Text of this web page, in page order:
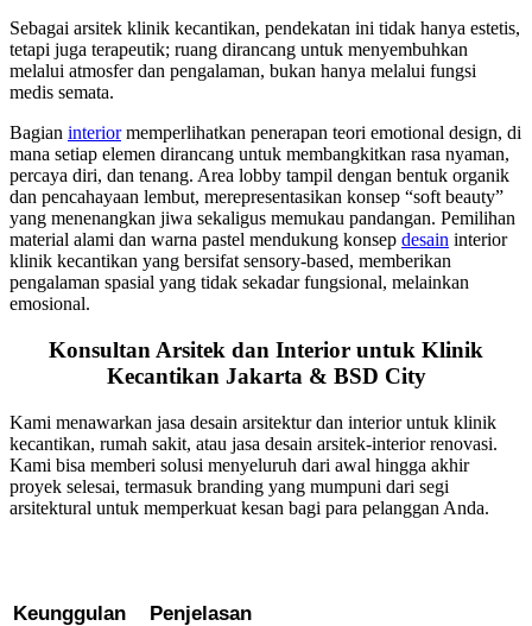
Sebagai arsitek klinik kecantikan, pendekatan ini tidak hanya estetis,
tetapi juga terapeutik; ruang dirancang untuk menyembuhkan
melalui atmosfer dan pengalaman, bukan hanya melalui fungsi
medis semata.
Bagian interiormemperlihatkan penerapan teori emotional design, di
mana setiap elemen dirancang untuk membangkitkan rasa nyaman,
percaya diri, dan tenang. Area lobby tampil dengan bentuk organik
dan pencahayaan lembut, merepresentasikan konsep “soft beauty”
yang menenangkan jiwa sekaligus memukau pandangan. Pemilihan
material alami dan warna pastel mendukung konsep desain interior
klinik kecantikan yang bersifat sensory-based, memberikan
pengalaman spasial yang tidak sekadar fungsional, melainkan
emosional.
Konsultan Arsitek dan Interior untuk Klinik
Kecantikan Jakarta & BSD City
Kami menawarkan jasa desain arsitektur dan interior untuk klinik
kecantikan, rumah sakit, atau jasa desain arsitek-interior renovasi.
Kami bisa memberi solusi menyeluruh dari awal hingga akhir
proyek selesai, termasuk branding yang mumpuni dari segi
arsitektural untuk memperkuat kesan bagi para pelanggan Anda.
Keunggulan Penjelasan